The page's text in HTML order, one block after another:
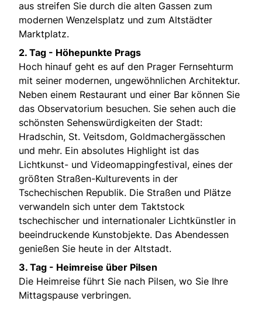
aus streifen Sie durch die alten Gassen zum
modernen Wenzelsplatz und zum Altstädter
Marktplatz.
2. Tag - Höhepunkte Prags
Hoch hinauf geht es auf den Prager Fernsehturm
mit seiner modernen, ungewöhnlichen Architektur.
Neben einem Restaurant und einer Bar können Sie
das Observatorium besuchen. Sie sehen auch die
schönsten Sehenswürdigkeiten der Stadt:
Hradschin, St. Veitsdom, Goldmachergässchen
und mehr. Ein absolutes Highlight ist das
Lichtkunst- und Videomappingfestival, eines der
größten Straßen-Kulturevents in der
Tschechischen Republik. Die Straßen und Plätze
verwandeln sich unter dem Taktstock
tschechischer und internationaler Lichtkünstler in
beeindruckende Kunstobjekte. Das Abendessen
genießen Sie heute in der Altstadt.
3. Tag - Heimreise über Pilsen
Die Heimreise führt Sie nach Pilsen, wo Sie Ihre
Mittagspause verbringen.